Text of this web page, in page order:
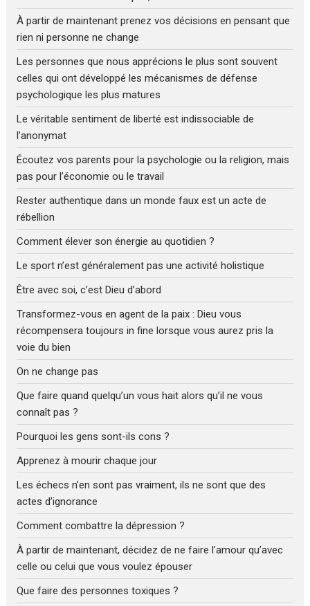
À partir de maintenant prenez vos décisions en pensant que
rien ni personne ne change
Les personnes que nous apprécions le plus sont souvent
celles qui ont développé les mécanismes de défense
psychologique les plus matures
Le véritable sentiment de liberté est indissociable de
l’anonymat
Écoutez vos parents pour la psychologie ou la religion, mais
pas pour l’économie ou le travail
Rester authentique dans un monde faux est un acte de
rébellion
Comment élever son énergie au quotidien ?
Le sport n’est généralement pas une activité holistique
Être avec soi, c’est Dieu d’abord
Transformez-vous en agent de la paix : Dieu vous
récompensera toujours in fine lorsque vous aurez pris la
voie du bien
On ne change pas
Que faire quand quelqu’un vous hait alors qu’il ne vous
connaît pas ?
Pourquoi les gens sont-ils cons ?
Apprenez à mourir chaque jour
Les échecs n’en sont pas vraiment, ils ne sont que des
actes d’ignorance
Comment combattre la dépression ?
À partir de maintenant, décidez de ne faire l’amour qu’avec
celle ou celui que vous voulez épouser
Que faire des personnes toxiques ?